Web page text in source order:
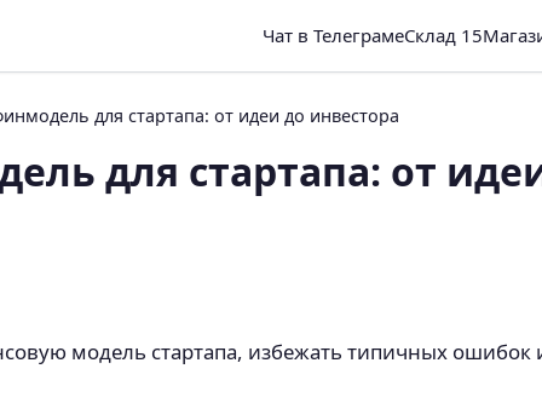
Чат в ТелеграмеСклад 15
для стартапа: от идеи до инвестора
для стартапа: от
модель стартапа, избежать типичных ошибок